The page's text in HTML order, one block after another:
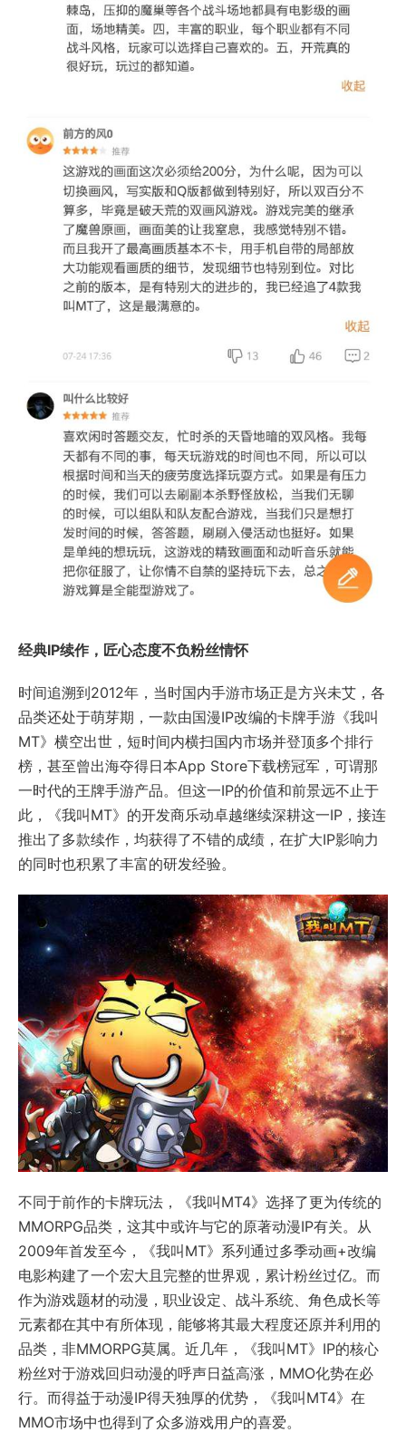
经典IP续作，匠心态度不负粉丝情怀
时间追溯到2012年，当时国内手游市场正是方兴未艾，各
品类还处于萌芽期，一款由国漫IP改编的卡牌手游《我叫
MT》横空出世，短时间内横扫国内市场并登顶多个排行
榜，甚至曾出海夺得日本App Store下载榜冠军，可谓那
一时代的王牌手游产品。但这一IP的价值和前景远不止于
此，《我叫MT》的开发商乐动卓越继续深耕这一IP，接连
推出了多款续作，均获得了不错的成绩，在扩大IP影响力
的同时也积累了丰富的研发经验。
不同于前作的卡牌玩法，《我叫MT4》选择了更为传统的
MMORPG品类，这其中或许与它的原著动漫IP有关。从
2009年首发至今，《我叫MT》系列通过多季动画+改编
电影构建了一个宏大且完整的世界观，累计粉丝过亿。而
作为游戏题材的动漫，职业设定、战斗系统、角色成长等
元素都在其中有所体现，能够将其最大程度还原并利用的
品类，非MMORPG莫属。近几年，《我叫MT》IP的核心
粉丝对于游戏回归动漫的呼声日益高涨，MMO化势在必
行。而得益于动漫IP得天独厚的优势，《我叫MT4》在
MMO市场中也得到了众多游戏用户的喜爱。